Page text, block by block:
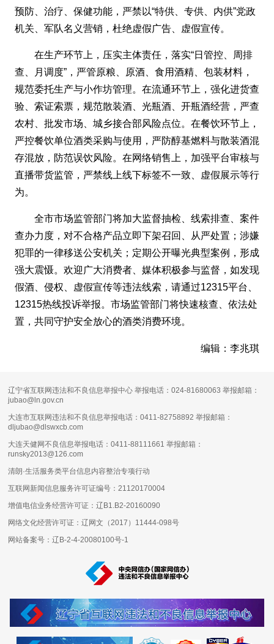
预防、治疗、保健功能，严禁以“特供、专供、内供”党政
机关、军队名义营销，杜绝虚假广告、虚假宣传。
在生产环节上，压实主体责任，落实“日管控、周排
查、月调度”，严管原粮、原酒、食用酒精、包装材料，
规范委托生产与小作坊管理。在流通环节上，强化进货查
验、索证索票，规范散装酒、光瓶酒、开瓶酒经营，严查
农村、批发市场、城乡接合部风险点位。在餐饮环节上，
严控餐饮单位酒类采购与使用，严防醇基燃料与散装酒混
存混放，防范误饮风险。在网络销售上，加强平台审核与
直播带货监管，严禁线上线下标签不一致、虚假展示等行
为。
全市市场监管部门将加大监督抽检、线索排查、案件
查办力度，对不合格产品立即下架召回、从严处置；涉嫌
犯罪的一律移送公安机关；定期公开曝光典型案例，形成
强大震慑。欢迎广大消费者、媒体积极参与监督，如发现
假酒、侵权、虚假宣传等违法线索，请通过12315平台、
12315热线投诉举报。市场监管部门将快速核查、依法处
置，共同守护安全放心的酒类消费环境。
编辑：李兆琪
辽宁省互联网违法和不良信息举报中心 举报电话：024-81680063 举报邮箱：
jubao@ln.gov.cn
大连市互联网违法和不良信息举报电话：0411-82758892 举报邮箱：
dljubao@dlswxcb.com
大连天健网不良信息举报电话：0411-88111661 举报邮箱：
runsky2013@126.com
清朗·生活服务类平台信息内容整治专项行动
互联网新闻信息服务许可证编号：21120170004
增值电信业务经营许可证：辽B1.B2-20160090
网络文化经营许可证：辽网文（2017）11444-098号
网站备案号：辽B-2-4-20080100号-1